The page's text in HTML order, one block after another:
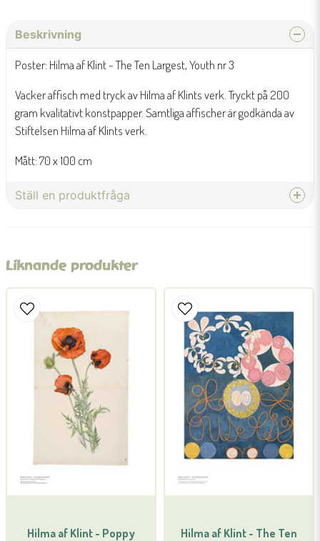
Beskrivning
Poster: Hilma af Klint - The Ten Largest, Youth nr 3
Vacker affisch med tryck av Hilma af Klints verk. Tryckt på 200
gram kvalitativt konstpapper. Samtliga affischer är godkända av
Stiftelsen Hilma af Klints verk.
Mått: 70 x 100 cm
Ställ en produktfråga
name
Namn
Mejladress
Ja, ni får publicera min fråga
Liknande produkter
Hilma af Klint - Poppy
Hilma af Klint - The Ten